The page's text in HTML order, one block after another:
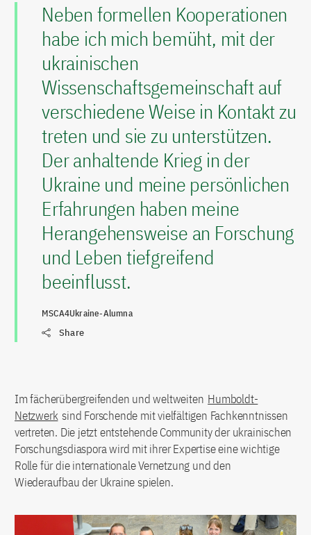
Neben formellen Kooperationen
habe ich mich bemüht, mit der
ukrainischen
Wissenschaftsgemeinschaft auf
verschiedene Weise in Kontakt zu
treten und sie zu unterstützen.
Der anhaltende Krieg in der
Ukraine und meine persönlichen
Erfahrungen haben meine
Herangehensweise an Forschung
und Leben tiefgreifend
beeinflusst.
MSCA4Ukraine-Alumna
Share
Im fächerübergreifenden und weltweiten Humboldt-
Netzwerk sind Forschende mit vielfältigen Fachkenntnissen
vertreten. Die jetzt entstehende Community der ukrainischen
Forschungsdiaspora wird mit ihrer Expertise eine wichtige
Rolle für die internationale Vernetzung und den
Wiederaufbau der Ukraine spielen.